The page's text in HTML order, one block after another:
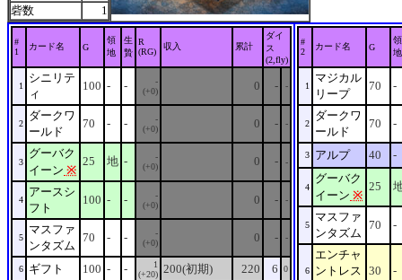
砦数
1
#
1
カード名 G
領
地
生
贄
R
(RG)
収入 累計
ダイ
ス
(2,fly)
1
シニリテ
ィ
100 - -
-
(+0)
0 - -
2
ダークワ
ールド
70 - -
-
(+0)
0 - -
3
グーバク
イーン ※
25 地 -
-
(+0)
0 - -
4
アースシ
フト
100 - -
-
(+0)
0 - -
5
マスファ
ンタズム
70 - -
-
(+0)
0 - -
6 ギフト 100 - -
1
(+20) 200(初期) 220 6 0
#
2
カード名 G
領
地
1
マジカル
リープ
70 -
2
ダークワ
ールド
70 -
3 アルプ 40 -
4
グーバク
イーン ※
25
5
マスファ
ンタズム
70 -
6
エンチャ
ントレス 30 -